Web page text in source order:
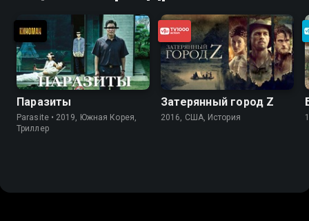
Паразиты
Parasite • 2019, Южная Корея,
Триллер
Затерянный город Z
2016, США, История